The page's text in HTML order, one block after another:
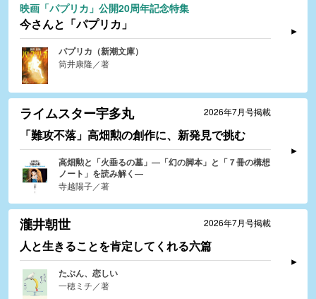
映画「パプリカ」公開20周年記念特集
今さんと「パプリカ」
パプリカ（新潮文庫）
筒井康隆／著
2026年7月号掲載
ライムスター宇多丸
「難攻不落」高畑勲の創作に、新発見で挑む
高畑勲と「火垂るの墓」―「幻の脚本」と「７冊の構想
ノート」を読み解く―
寺越陽子／著
2026年7月号掲載
瀧井朝世
人と生きることを肯定してくれる六篇
たぶん、恋しい
一穂ミチ／著